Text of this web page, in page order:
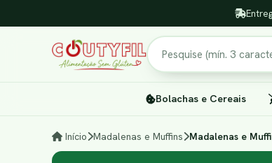
Pesquisar
Bolachas e Cereais
Início Madalenas e Muffins Madalenas e